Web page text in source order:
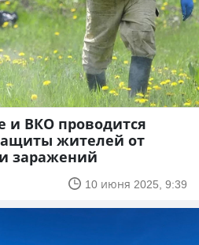
и ВКО проводится
жителей от
заражений
10 июня 2025, 9:39